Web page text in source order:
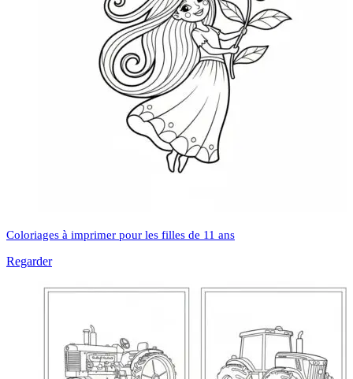
Coloriages à imprimer pour les filles de 11 ans
Regarder